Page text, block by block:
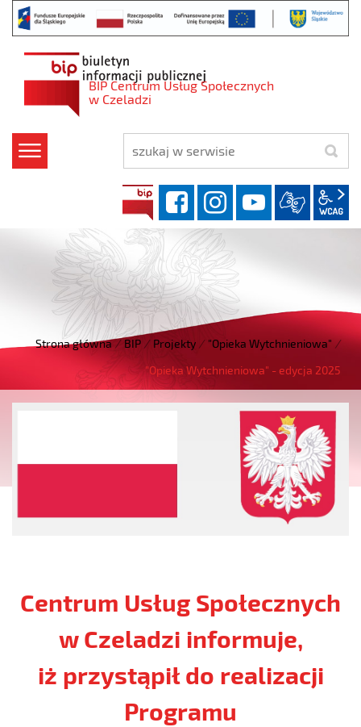
BIP Centrum Usług Społecznych
w Czeladzi
szukaj
BIP facebookinstagram
Strona główna / BIP / Projekty / "Opieka Wytchnieniowa" /
"Opieka Wytchnieniowa" - edycja 2025
Centrum Usług Społecznych
w Czeladzi informuje,
iż przystąpił do realizacji
Programu